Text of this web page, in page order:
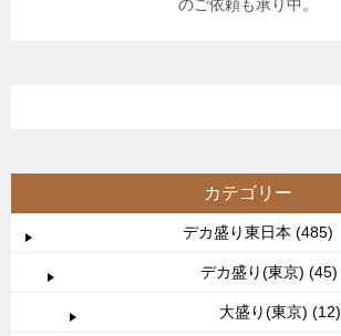
のご依頼も承り中。
カテゴリー
デカ盛り東日本 (485)
デカ盛り(東京) (45)
大盛り(東京) (12)